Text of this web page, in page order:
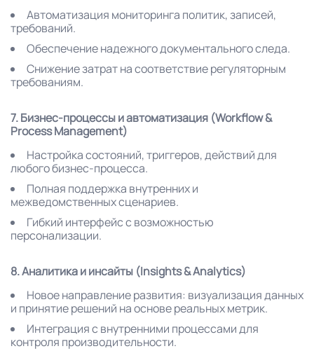
Автоматизация мониторинга политик, записей,
требований.
Обеспечение надежного документального следа.
Снижение затрат на соответствие регуляторным
требованиям.
7. Бизнес-процессы и автоматизация (Workflow &
Process Management)
Настройка состояний, триггеров, действий для
любого бизнес-процесса.
Полная поддержка внутренних и
межведомственных сценариев.
Гибкий интерфейс с возможностью
персонализации.
8. Аналитика и инсайты (Insights & Analytics)
Новое направление развития: визуализация данных
и принятие решений на основе реальных метрик.
Интеграция с внутренними процессами для
контроля производительности.